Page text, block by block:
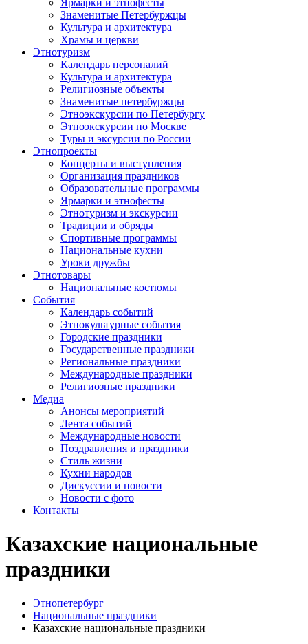
Ярмарки и этнофесты
Знаменитые Петербуржцы
Культура и архитектура
Храмы и церкви
Этнотуризм
Календарь персоналий
Культура и архитектура
Религиозные объекты
Знаменитые петербуржцы
Этноэкскурсии по Петербургу
Этноэкскурсии по Москве
Туры и эксурсии по России
Этнопроекты
Концерты и выступления
Организация праздников
Образовательные программы
Ярмарки и этнофесты
Этнотуризм и экскурсии
Традиции и обряды
Спортивные программы
Национальные кухни
Уроки дружбы
Этнотовары
Национальные костюмы
События
Календарь событий
Этнокультурные события
Городские праздники
Государственные праздники
Региональные праздники
Международные праздники
Религиозные праздники
Медиа
Анонсы мероприятий
Лента событий
Международные новости
Поздравления и праздники
Cтиль жизни
Кухни народов
Дискуссии и новости
Новости с фото
Контакты
Казахские национальные
праздники
Этнопетербург
Национальные праздники
Казахские национальные праздники